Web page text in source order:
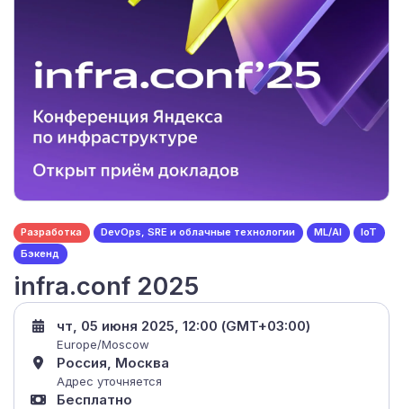
Разработка DevOps, SRE и облачные технологии ML/AI
IoT
Бэкенд
infra.conf 2025
чт, 05 июня 2025, 12:00 (GMT+03:00)
Europe/Moscow
Россия, Москва
Адрес уточняется
Бесплатно